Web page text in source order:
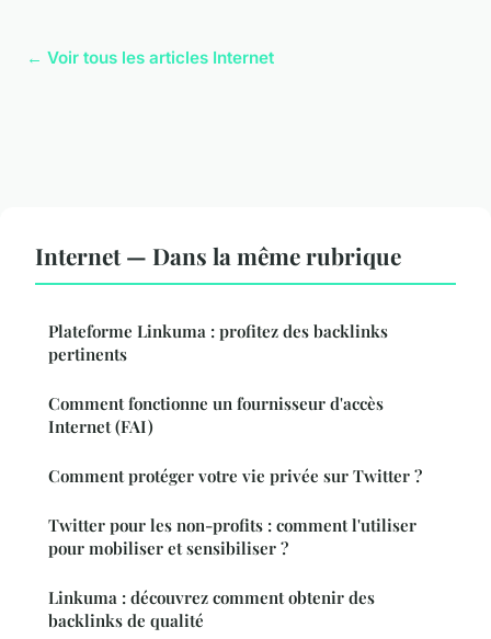
← Voir tous les articles Internet
Internet — Dans la même rubrique
Plateforme Linkuma : profitez des backlinks
pertinents
Comment fonctionne un fournisseur d'accès
Internet (FAI)
Comment protéger votre vie privée sur Twitter ?
Twitter pour les non-profits : comment l'utiliser
pour mobiliser et sensibiliser ?
Linkuma : découvrez comment obtenir des
backlinks de qualité